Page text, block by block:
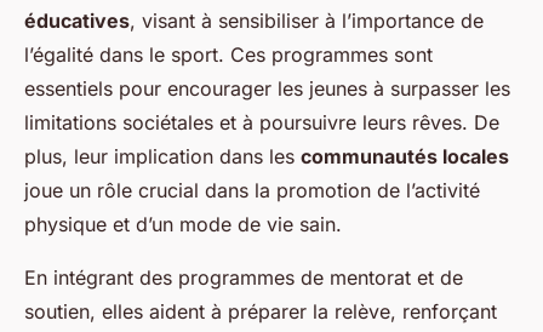
éducatives, visant à sensibiliser à l’importance de
l’égalité dans le sport. Ces programmes sont
essentiels pour encourager les jeunes à surpasser les
limitations sociétales et à poursuivre leurs rêves. De
plus, leur implication dans les communautés locales
joue un rôle crucial dans la promotion de l’activité
physique et d’un mode de vie sain.
En intégrant des programmes de mentorat et de
soutien, elles aident à préparer la relève, renforçant